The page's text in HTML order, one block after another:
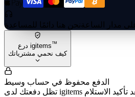
مدار الساعةنحن هنا دائمًا للمساعدة
درع igitems™
كيف نحمي مشترياتك
الدفع محفوظ في حساب وسيط